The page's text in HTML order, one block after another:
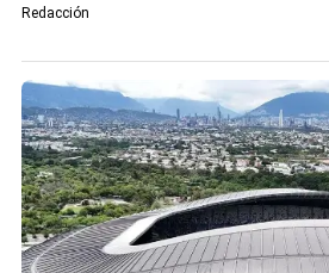
Redacción